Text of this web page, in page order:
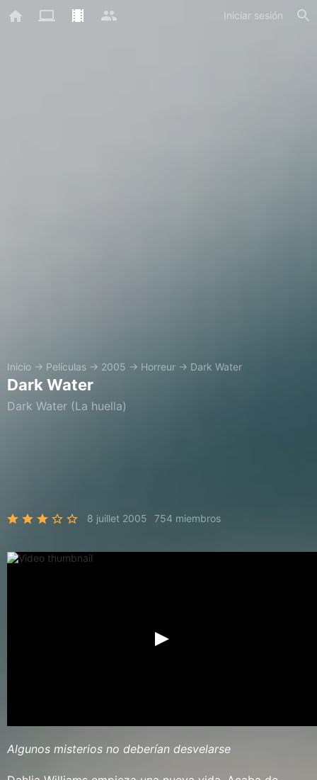
Iniciar sesión
Inicio → Películas → 2005 → Horreur → Dark Water
Dark Water
Dark Water (La huella)
8 juillet 2005 754 miembros
Algunos misterios no deberían desvelarse